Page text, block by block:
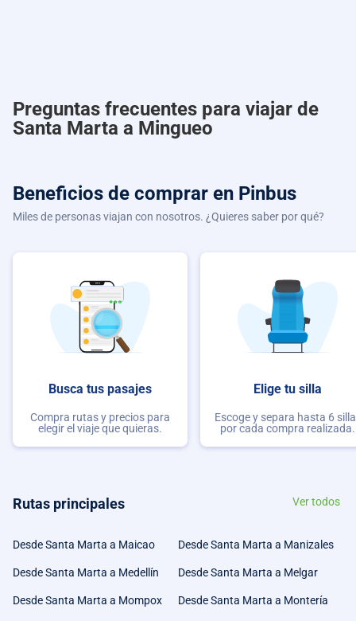
Preguntas frecuentes para viajar de
Santa Marta a Mingueo
Beneficios de comprar en Pinbus
Miles de personas viajan con nosotros. ¿Quieres saber por qué?
Busca tus pasajes
Compra rutas y precios para
elegir el viaje que quieras.
Elige tu silla
Escoge y separa hasta 6
por cada compra realizada.
Rutas principales Ver todos
Desde Santa Marta a Maicao Desde Santa Marta a Manizales
Desde Santa Marta a Medellín Desde Santa Marta a Melgar
Desde Santa Marta a Mompox Desde Santa Marta a Montería